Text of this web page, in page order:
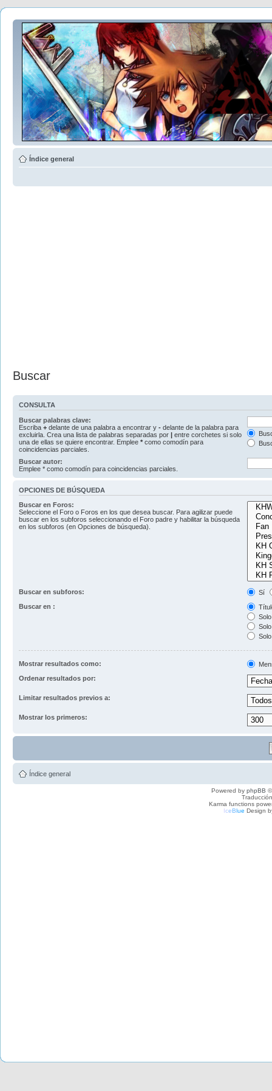
Índice general
Buscar
CONSULTA
Buscar palabras clave:
Escriba + delante de una palabra a encontrar y - delante de la palabra para
excluirla. Crea una lista de palabras separadas por | entre corchetes si solo
una de ellas se quiere encontrar. Emplee * como comodín para
coincidencias parciales.
Buscar autor:
Emplee * como comodín para coincidencias parciales.
OPCIONES DE BÚSQUEDA
Buscar en Foros:
Seleccione el Foro o Foros en los que desea buscar. Para agilizar puede
buscar en los subforos seleccionando el Foro padre y habilitar la búsqueda
en los subforos (en Opciones de búsqueda).
Buscar en subforos:
Sí
Buscar en :
Mostrar resultados como:
Ordenar resultados por:
Limitar resultados previos a:
Mostrar los primeros:
Índice general
Powered by phpBB
Karma functions
IceBlue Design